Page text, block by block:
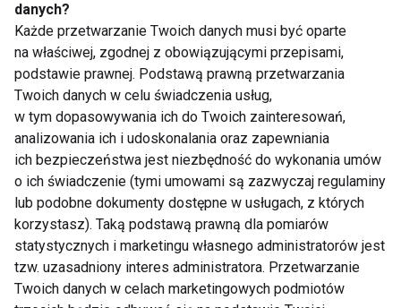
Kostium kąpielowy
Jak wybrać strój
plażowy? Praktyczny
przewodnik
Bikini ma swoje
urodziny
danych?
Każde przetwarzanie Twoich danych musi być oparte
na właściwej, zgodnej z obowiązującymi przepisami,
podstawie prawnej. Podstawą prawną przetwarzania
Twoich danych w celu świadczenia usług,
w tym dopasowywania ich do Twoich zainteresowań,
analizowania ich i udoskonalania oraz zapewniania
ich bezpieczeństwa jest niezbędność do wykonania umów
o ich świadczenie (tymi umowami są zazwyczaj regulaminy
lub podobne dokumenty dostępne w usługach, z których
korzystasz). Taką podstawą prawną dla pomiarów
statystycznych i marketingu własnego administratorów jest
tzw. uzasadniony interes administratora. Przetwarzanie
Twoich danych w celach marketingowych podmiotów